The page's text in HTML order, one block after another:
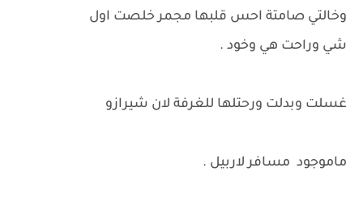
وخالتي صامتة احس قلبها مجمر خلصت اول
شي وراحت هي وخود .
غسلت وبدلت ورحتلها للغرفة لان شيرازو
ماموجود مسافر لاربيل .